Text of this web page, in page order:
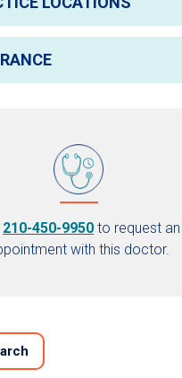
210-450-9950 to request an
with this doctor.